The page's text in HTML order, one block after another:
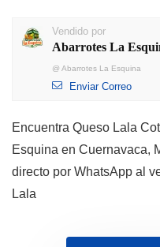
Vendido por
Abarrotes La
@ Abarrotes La Esquina
Enviar Correo
Encuentra Queso Lala
Esquina en Cuernavaca,
directo por WhatsApp al
Lala